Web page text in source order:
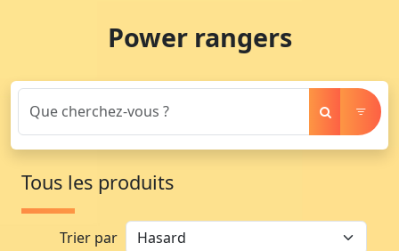
Power rangers
Tous les produits
Trier par